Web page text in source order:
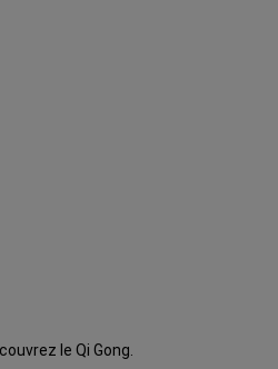
le Qi Gong.